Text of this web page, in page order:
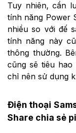
Tuy nhiên, cần
tính năng Power
nhiều so với đế
tính năng này
thông thường.
cũng sẽ tiêu
chỉ nên sử dụng
Điện thoại
Share chia sẻ